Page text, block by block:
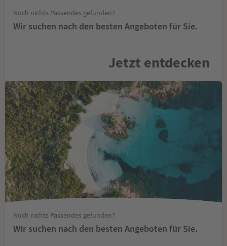
Noch nichts Passendes gefunden?
Wir suchen nach den besten Angeboten für Sie.
Jetzt entdecken
Noch nichts Passendes gefunden?
Wir suchen nach den besten Angeboten für Sie.